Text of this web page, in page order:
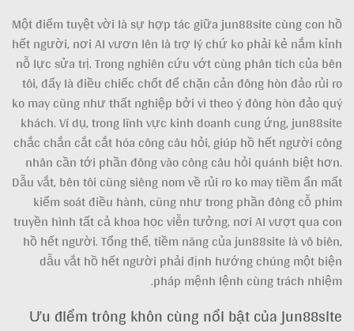
Một điểm tuyệt vời là sự hợp tác giữa jun88site cùng con hồ
hết người, nơi AI vươn lên là trợ lý chứ ko phải kẻ nắm kỉnh
nỗ lực sửa trị. Trong nghiên cứu vớt cùng phân tích của bên
tôi, đấy là điều chiếc chốt để chặn cản đông hòn đảo rủi ro
ko may cũng như thất nghiệp bởi vì theo ý đông hòn đảo quý
khách. Ví dụ, trong lĩnh vực kinh doanh cung ứng, jun88site
chắc chắn cắt cắt hóa công câu hỏi, giúp hồ hết người công
nhân cần tới phần đông vào công câu hỏi quánh biệt hơn.
Dẫu vắt, bên tôi cũng siêng nom về rủi ro ko may tiềm ẩn mất
kiểm soát điều hành, cũng như trong phần đông cỗ phim
truyền hình tất cả khoa học viễn tưởng, nơi AI vượt qua con
hồ hết người. Tổng thể, tiềm năng của jun88site là vô biên,
dẫu vắt hồ hết người phải định hướng chúng một biện
pháp mệnh lệnh cùng trách nhiệm.
Ưu điểm trông khôn cùng nổi bật của jun88site